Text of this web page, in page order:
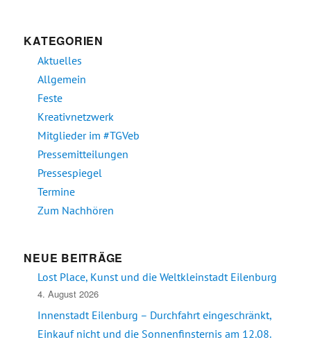
KATEGORIEN
Aktuelles
Allgemein
Feste
Kreativnetzwerk
Mitglieder im #TGVeb
Pressemitteilungen
Pressespiegel
Termine
Zum Nachhören
NEUE BEITRÄGE
Lost Place, Kunst und die Weltkleinstadt Eilenburg
4. August 2026
Innenstadt Eilenburg – Durchfahrt eingeschränkt,
Einkauf nicht und die Sonnenfinsternis am 12.08.